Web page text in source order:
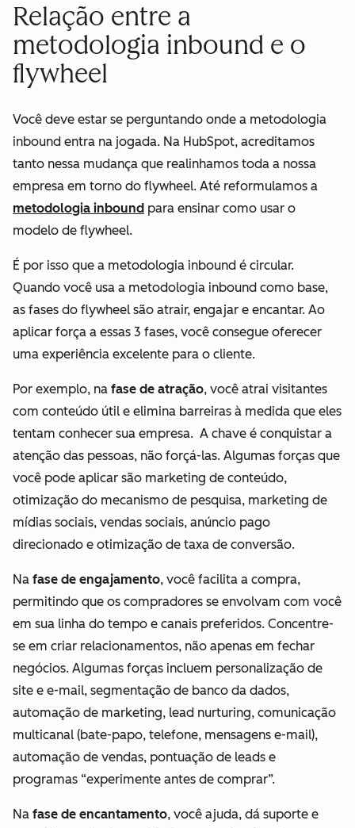
Relação entre a
metodologia inbound e o
flywheel
Você deve estar se perguntando onde a metodologia
inbound entra na jogada. Na HubSpot, acreditamos
tanto nessa mudança que realinhamos toda a nossa
empresa em torno do flywheel. Até reformulamos a
metodologia inbound para ensinar como usar o
modelo de flywheel.
É por isso que a metodologia inbound é circular.
Quando você usa a metodologia inbound como base,
as fases do flywheel são atrair, engajar e encantar. Ao
aplicar força a essas 3 fases, você consegue oferecer
uma experiência excelente para o cliente.
Por exemplo, na fase de atração, você atrai visitantes
com conteúdo útil e elimina barreiras à medida que eles
tentam conhecer sua empresa. A chave é conquistar a
atenção das pessoas, não forçá-las. Algumas forças que
você pode aplicar são marketing de conteúdo,
otimização do mecanismo de pesquisa, marketing de
mídias sociais, vendas sociais, anúncio pago
direcionado e otimização de taxa de conversão.
Na fase de engajamento, você facilita a compra,
permitindo que os compradores se envolvam com você
em sua linha do tempo e canais preferidos. Concentre-
se em criar relacionamentos, não apenas em fechar
negócios. Algumas forças incluem personalização de
site e e-mail, segmentação de banco da dados,
automação de marketing, lead nurturing, comunicação
multicanal (bate-papo, telefone, mensagens e-mail),
automação de vendas, pontuação de leads e
programas “experimente antes de comprar”.
Na fase de encantamento, você ajuda, dá suporte e